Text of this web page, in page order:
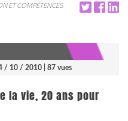
ET COMPÉTENCES
/ 10 / 2010 | 87 vues
la vie, 20 ans pour